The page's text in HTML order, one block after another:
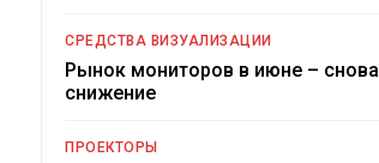
СРЕДСТВА ВИЗУАЛИЗАЦИИ
Рынок мониторов в июне – снова
снижение
ПРОЕКТОРЫ